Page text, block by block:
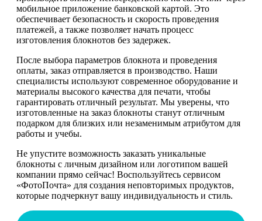
мобильное приложение банковской картой. Это
обеспечивает безопасность и скорость проведения
платежей, а также позволяет начать процесс
изготовления блокнотов без задержек.
После выбора параметров блокнота и проведения
оплаты, заказ отправляется в производство. Наши
специалисты используют современное оборудование и
материалы высокого качества для печати, чтобы
гарантировать отличный результат. Мы уверены, что
изготовленные на заказ блокноты станут отличным
подарком для близких или незаменимым атрибутом для
работы и учебы.
Не упустите возможность заказать уникальные
блокноты с личным дизайном или логотипом вашей
компании прямо сейчас! Воспользуйтесь сервисом
«ФотоПочта» для создания неповторимых продуктов,
которые подчеркнут вашу индивидуальность и стиль.